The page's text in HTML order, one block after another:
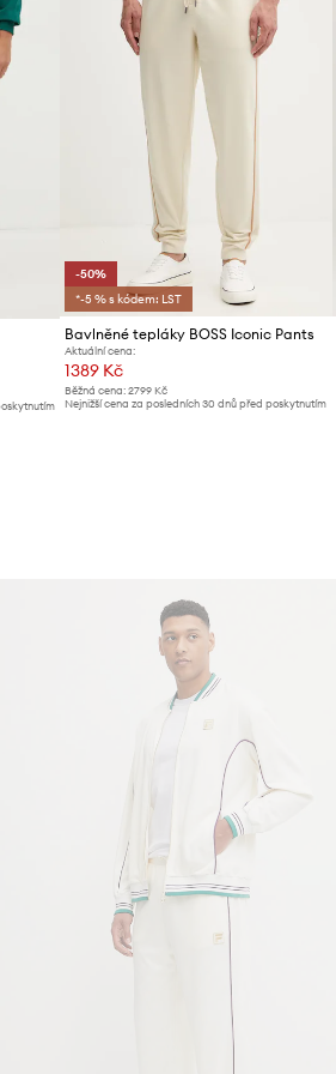
-50%
*-5 % s kódem: LST
Bavlněné tepláky BOSS Iconic Pants
Aktuální cena:
1389 Kč
Běžná cena: 2799 Kč
Nejnižší cena za posledních 30 dnů před poskytnutím